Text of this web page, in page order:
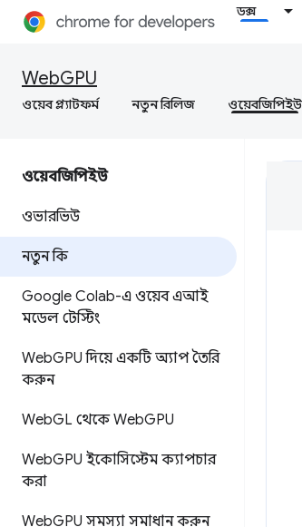
ডক্স
WebGPU
ওয়েব প্ল্যাটফর্ম নতুন রিলিজ ওয়েবজিপিইউ
ওয়েবজিপিইউ
ওভারভিউ
নতুন কি
Google Colab-এ ওয়েব এআই
মডেল টেস্টিং
WebGPU দিয়ে একটি অ্যাপ তৈরি
করুন
WebGL থেকে WebGPU
WebGPU ইকোসিস্টেম ক্যাপচার
করা
WebGPU সমস্যা সমাধান করুন